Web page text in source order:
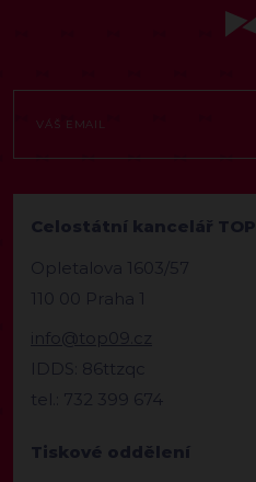
Celostátní kancelář
Opletalova 1603/57
110 00 Praha 1
info@top09.cz
IDDS: 86ttzqc
tel.: 732 399 674
Tiskové oddělení